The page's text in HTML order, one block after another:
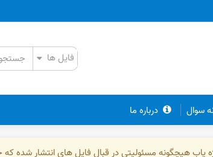
سوال درباره ما
یاب هیچگونه مسئولیتی در قبال فایل های انتشار